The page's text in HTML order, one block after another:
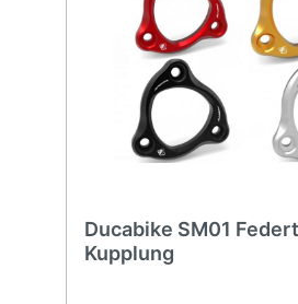
Ducabike SM01
Kupplung